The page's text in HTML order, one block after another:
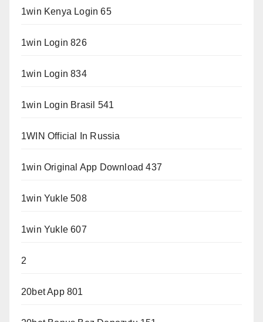
1win Kenya Login 65
1win Login 826
1win Login 834
1win Login Brasil 541
1WIN Official In Russia
1win Original App Download 437
1win Yukle 508
1win Yukle 607
2
20bet App 801